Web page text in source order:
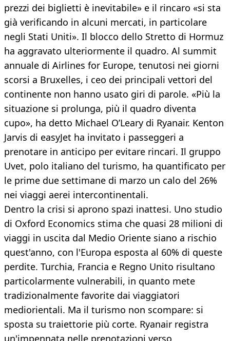
prezzi dei biglietti è inevitabile» e il rincaro «si sta
già verificando in alcuni mercati, in particolare
negli Stati Uniti». Il blocco dello Stretto di Hormuz
ha aggravato ulteriormente il quadro. Al summit
annuale di Airlines for Europe, tenutosi nei giorni
scorsi a Bruxelles, i ceo dei principali vettori del
continente non hanno usato giri di parole. «Più la
situazione si prolunga, più il quadro diventa
cupo», ha detto Michael O’Leary di Ryanair. Kenton
Jarvis di easyJet ha invitato i passeggeri a
prenotare in anticipo per evitare rincari. Il gruppo
Uvet, polo italiano del turismo, ha quantificato per
le prime due settimane di marzo un calo del 26%
nei viaggi aerei intercontinentali.
Dentro la crisi si aprono spazi inattesi. Uno studio
di Oxford Economics stima che quasi 28 milioni di
viaggi in uscita dal Medio Oriente siano a rischio
quest'anno, con l'Europa esposta al 60% di queste
perdite. Turchia, Francia e Regno Unito risultano
particolarmente vulnerabili, in quanto mete
tradizionalmente favorite dai viaggiatori
mediorientali. Ma il turismo non scompare: si
sposta su traiettorie più corte. Ryanair registra
un'impennata nelle prenotazioni verso